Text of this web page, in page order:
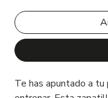
Te has apuntado a tu